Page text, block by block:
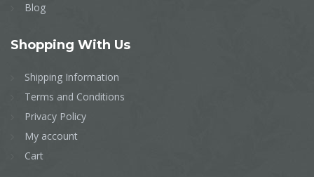
Blog
Shopping With Us
Shipping Information
Terms and Conditions
Privacy Policy
My account
Cart